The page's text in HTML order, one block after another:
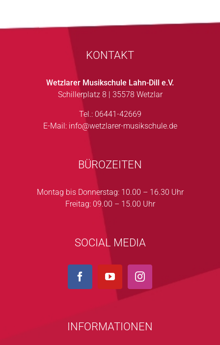
KONTAKT
Wetzlarer Musikschule Lahn-Dill e.V.
Schillerplatz 8 | 35578 Wetzlar
Tel.: 06441-42669
E-Mail: info@wetzlarer-musikschule.de
BÜROZEITEN
Montag bis Donnerstag: 10.00 – 16.30 Uhr
Freitag: 09.00 – 15.00 Uhr
SOCIAL MEDIA
INFORMATIONEN